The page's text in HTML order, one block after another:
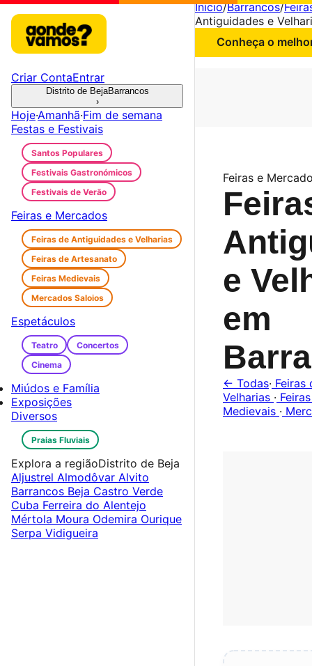
Início/Barrancos/
Antiguidades e
Conheça o
Feiras e
e
em
← Todas· Feiras
Velharias ·
Medievais ·
Criar ContaEntrar
Distrito de BejaBarrancos
›
Hoje·Amanhã·Fim de semana
Festas e Festivais
Santos Populares
Festivais Gastronómicos
Festivais de Verão
Feiras e Mercados
Feiras de Antiguidades e Velharias
Feiras de Artesanato
Feiras Medievais
Mercados Saloios
Espetáculos
Teatro
Concertos
Cinema
Miúdos e Família
Exposições
Diversos
Praias Fluviais
Explora a regiãoDistrito de Beja
Aljustrel Almodôvar Alvito
Barrancos Beja Castro Verde
Cuba Ferreira do Alentejo
Mértola Moura Odemira Ourique
Serpa Vidigueira